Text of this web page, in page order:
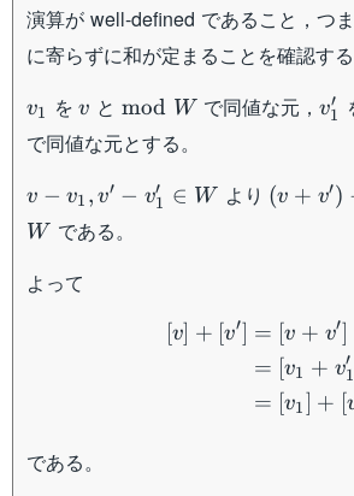
演算が well-defined であること，つ
に寄らずに和が定まることを確認する
v_1
v1 をv
v と \mathrm{mod}
\ W
mod W で同値な元，v1
′
で同値な元とする。
v-
v_1
, v'
v'_1
v − v1 , v′ − v1
′ ∈ W より (v+v')-
(v + v′)
W である。
よって
[v] + [v′] = [v + v′]
= [v1 + v1
′
= [v1] + [
である。